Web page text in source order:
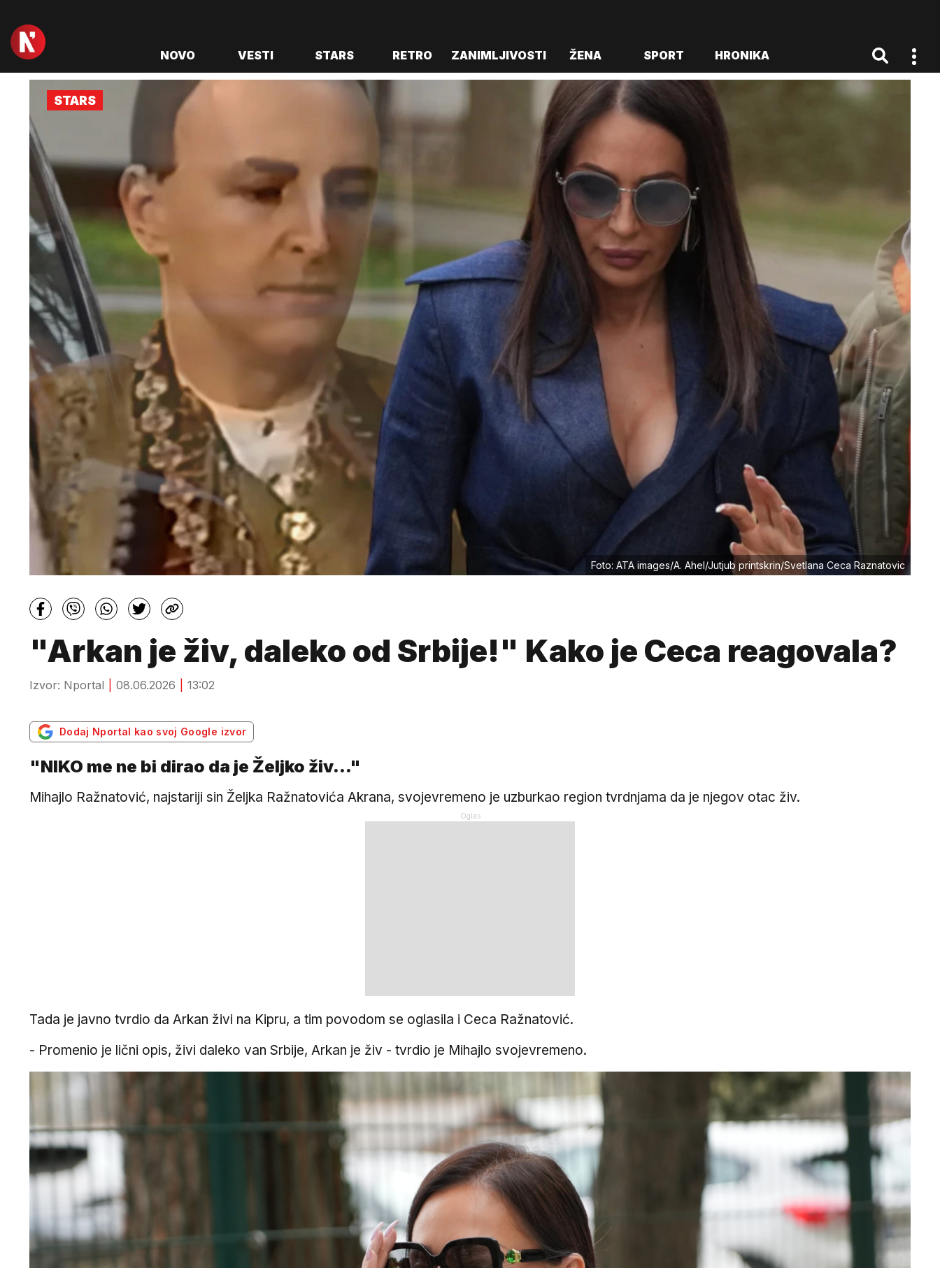
NOVO VESTI STARS RETRO ZANIMLJIVOSTI ŽENA SPORT HRONIKA
Foto: ATA images/A. Ahel/Jutjub printskrin/Svetlana Ceca Raznatovic
STARS
"Arkan je živ, daleko od Srbije!" Kako je Ceca reagovala?
Izvor: Nportal 08.06.2026 13:02
Dodaj Nportal kao svoj Google izvor
"NIKO me ne bi dirao da je Željko živ..."
Mihajlo Ražnatović, najstariji sin Željka Ražnatovića Akrana, svojevremeno je uzburkao region tvrdnjama da je njegov otac živ.
Tada je javno tvrdio da Arkan živi na Kipru, a tim povodom se oglasila i Ceca Ražnatović.
- Promenio je lični opis, živi daleko van Srbije, Arkan je živ - tvrdio je Mihajlo svojevremeno.